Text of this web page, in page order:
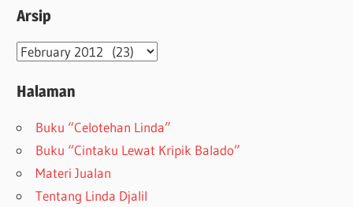
Arsip
Arsip
Halaman
Buku “Celotehan Linda”
Buku “Cintaku Lewat Kripik Balado”
Materi Jualan
Tentang Linda Djalil